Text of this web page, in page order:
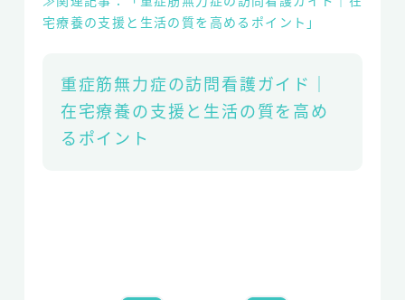
宅療養の支援と生活の質を高めるポイント」
重症筋無力症の訪問看護ガイド｜
在宅療養の支援と生活の質を高め
るポイント